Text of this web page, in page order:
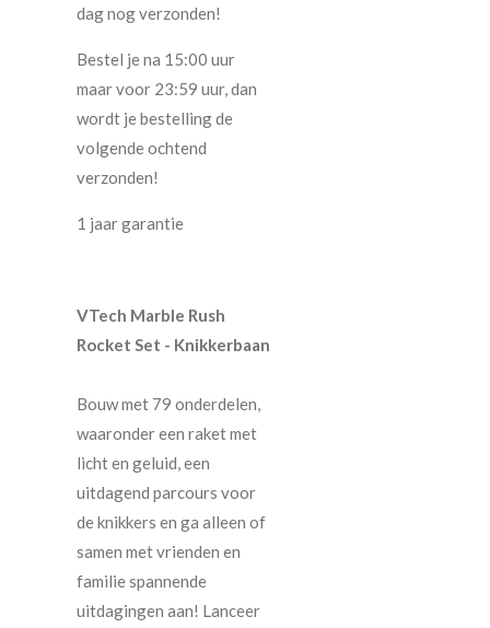
dag nog verzonden!
Bestel je na 15:00 uur
maar voor 23:59 uur, dan
wordt je bestelling de
volgende ochtend
verzonden!
1 jaar garantie
VTech Marble Rush
Rocket Set - Knikkerbaan
Bouw met 79 onderdelen,
waaronder een raket met
licht en geluid, een
uitdagend parcours voor
de knikkers en ga alleen of
samen met vrienden en
familie spannende
uitdagingen aan! Lanceer